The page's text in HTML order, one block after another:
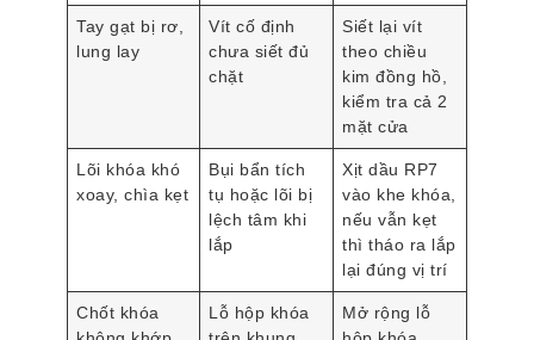
Tay gạt bị rơ,
lung lay
Vít cố định
chưa siết đủ
chặt
Siết lại vít
theo chiều
kim đồng hồ,
kiểm tra cả 2
mặt cửa
Lõi khóa khó
xoay, chìa kẹt
Bụi bẩn tích
tụ hoặc lõi bị
lệch tâm khi
lắp
Xịt dầu RP7
vào khe khóa,
nếu vẫn kẹt
thì tháo ra lắp
lại đúng vị trí
Chốt khóa
Lỗ hộp khóa
Mở rộng lỗ